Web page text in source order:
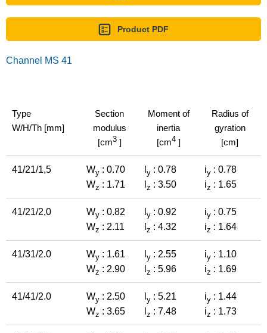
Product PDF
Channel MS 41
Type
W/H/Th [mm]
Section
modulus
[cm3]
Moment of
inertia
[cm4]
Radius of
gyration
[cm]
41/21/1,5 Wy : 0.70
Wz : 1.71
y : 0.78
z : 3.50
iy : 0.78
iz : 1.65
41/21/2,0 Wy : 0.82
Wz : 2.11
y : 0.92
z : 4.32
iy : 0.75
iz : 1.64
41/31/2.0 Wy : 1.61
Wz : 2.90
y : 2.55
z : 5.96
iy : 1.10
iz : 1.69
41/41/2.0 Wy : 2.50
Wz : 3.65
y : 5.21
z : 7.48
iy : 1.44
iz : 1.73